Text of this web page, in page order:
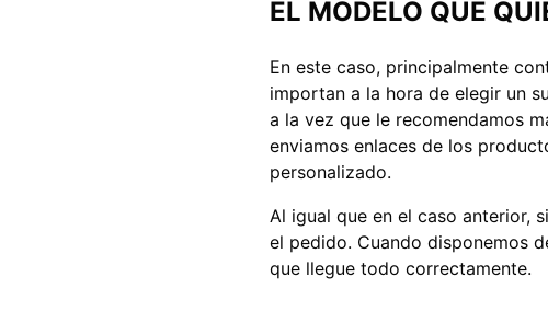
EL MODELO QUE
En este caso, principalmente
importan a la hora de elegir un
a la vez que le recomendamos
enviamos enlaces de los
personalizado.
Al igual que en el caso anterior,
el pedido. Cuando disponemos
que llegue todo correctamente.